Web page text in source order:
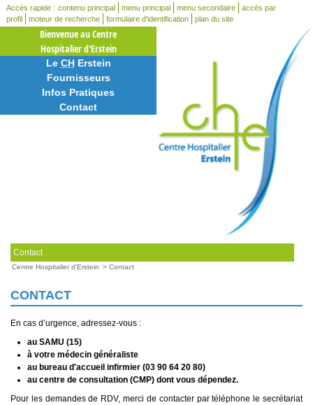
Accès rapide : contenu principal menu principal menu secondaire
accès par
profil
moteur de recherche formulaire d'identification plan du site
Bienvenue au Centre
Hospitalier d'Erstein
Le CHErstein
Fournisseurs
Infos Pratiques
Contact
Contact
Centre Hospitalier d'Erstein > Contact
CONTACT
En cas d’urgence, adressez-vous :
au SAMU (15)
à votre médecin généraliste
au bureau d'accueil infirmier (03 90 64 20 80)
au centre de consultation (CMP) dont vous dépendez.
Pour les demandes de RDV, merci de contacter par téléphone le secrétariat